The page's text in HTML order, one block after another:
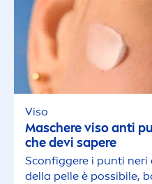
Viso
Maschere viso anti
che devi sapere
Sconfiggere i punti neri
della pelle è possibile,